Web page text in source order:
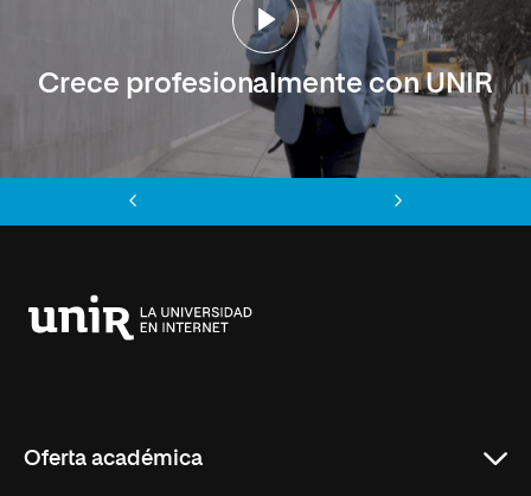
Crece profesionalmente con UNIR
Oferta académica